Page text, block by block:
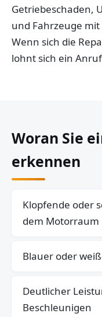
Getriebeschaden,
und Fahrzeuge
Wenn sich die
lohnt sich ein
Woran Sie
erkennen
Klopfende oder
dem Motorraum
Blauer oder
Deutlicher
Beschleunigen